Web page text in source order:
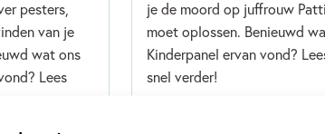
pesters,
van je
wat ons
Lees
je de moord op juffrouw Patti
moet oplossen. Benieuwd
Kinderpanel ervan vond?
snel verder!